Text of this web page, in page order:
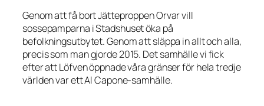
Genom att få bort Jätteproppen Orvar vill
sossepamparna i Stadshuset öka på
befolkningsutbytet. Genom att släppa in allt och alla,
precis som man gjorde 2015. Det samhälle vi fick
efter att Löfven öppnade våra gränser för hela tredje
världen var ett Al Capone-samhälle.